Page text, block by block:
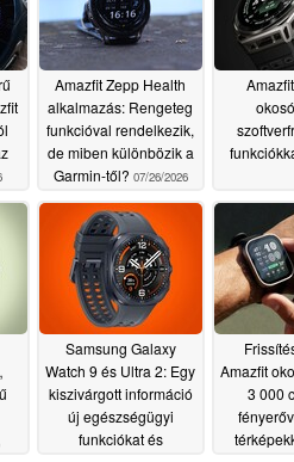
Amazfit Zepp Health
alkalmazás: Rengeteg
funkcióval rendelkezik,
de miben különbözik a
Garmin-től? 07/26/2026
Samsung Galaxy
Watch 9 és Ultra 2: Egy
kiszivárgott információ
új egészségügyi
funkciókat és
Amazfit
3 000